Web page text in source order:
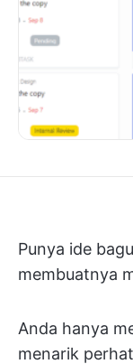
Punya ide
membuatnya
Anda hanya
menarik